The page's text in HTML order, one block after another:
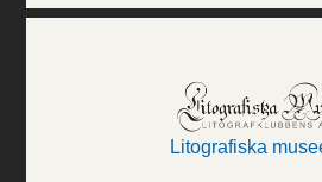
Litografiska